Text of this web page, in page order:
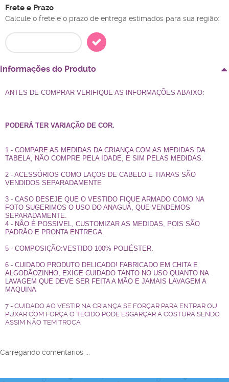
Frete e Prazo
Calcule o frete e o prazo de entrega estimados para sua região:
Informações do Produto
ANTES DE COMPRAR VERIFIQUE AS INFORMAÇÕES ABAIXO:
PODERÁ TER VARIAÇÃO DE COR.
1 - COMPARE AS MEDIDAS DA CRIANÇA COM AS MEDIDAS DA
TABELA, NÃO COMPRE PELA IDADE, E SIM PELAS MEDIDAS.
2 - ACESSÓRIOS COMO LAÇOS DE CABELO E TIARAS SÃO
VENDIDOS SEPARADAMENTE
3 - CASO DESEJE QUE O VESTIDO FIQUE ARMADO COMO NA
FOTO SUGERIMOS O USO DO ANAGUÁ, QUE VENDEMOS
SEPARADAMENTE.
4 - NÃO É POSSIVEL, CUSTOMIZAR AS MEDIDAS, POIS SÃO
PADRÃO E PRONTA ENTREGA.
5 - COMPOSIÇÃO:VESTIDO 100% POLIÉSTER.
6 - CUIDADO PRODUTO DELICADO! FABRICADO EM CHITA E
ALGODÃOZINHO, EXIGE CUIDADO TANTO NO USO QUANTO NA
LAVAGEM QUE DEVE SER FEITA A MÃO E JAMAIS LAVAGEM A
MAQUINA
7 - CUIDADO AO VESTIR NA CRIANÇA SE FORÇAR PARA ENTRAR OU
PUXAR COM FORÇA O TECIDO PODE ESGARÇAR A COSTURA SENDO
ASSIM NÃO TEM TROCA
Carregando comentários ...